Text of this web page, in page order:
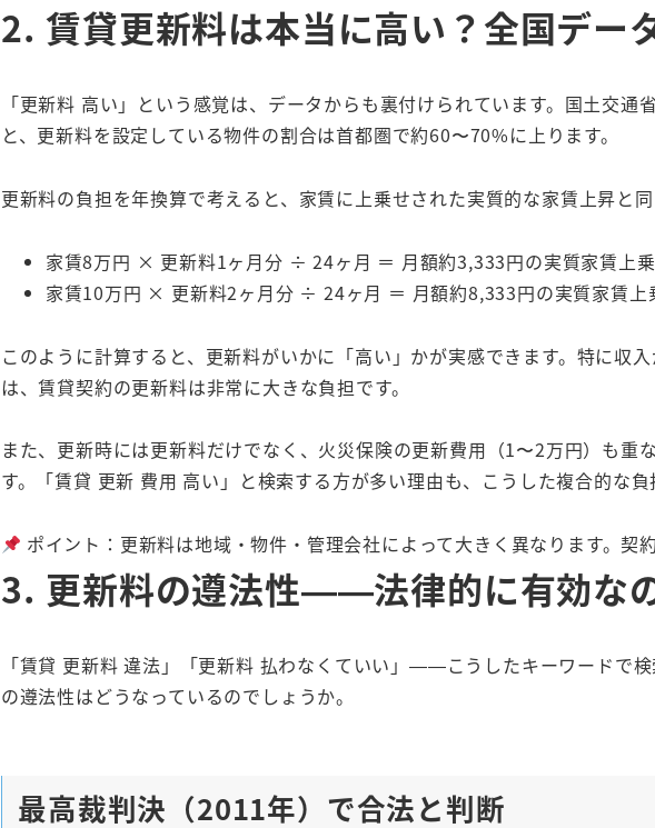
2.賃貸更新料は本当に高い？全国デー
「更新料 高い」という感覚は、データからも裏付けられています。国土交
と、更新料を設定している物件の割合は首都圏で約60〜70%に上ります。
更新料の負担を年換算で考えると、家賃に上乗せされた実質的な家賃上昇と同
家賃8万円 × 更新料1ヶ月分 ÷ 24ヶ月 ＝ 月額約3,333円の実質家賃上
家賃10万円 × 更新料2ヶ月分 ÷ 24ヶ月 ＝ 月額約8,333円の実質家賃上
このように計算すると、更新料がいかに「高い」かが実感できます。特に収
は、賃貸契約の更新料は非常に大きな負担です。
また、更新時には更新料だけでなく、火災保険の更新費用（1〜2万円）も重
す。「賃貸 更新 費用 高い」と検索する方が多い理由も、こうした複合的な負
ポイント：更新料は地域・物件・管理会社によって大きく異なります。契
3. 更新料の遵法性——法律的に有効な
「賃貸 更新料 違法」「更新料 払わなくていい」——こうしたキーワードで
の遵法性はどうなっているのでしょうか。
最高裁判決（2011年）で合法と判断